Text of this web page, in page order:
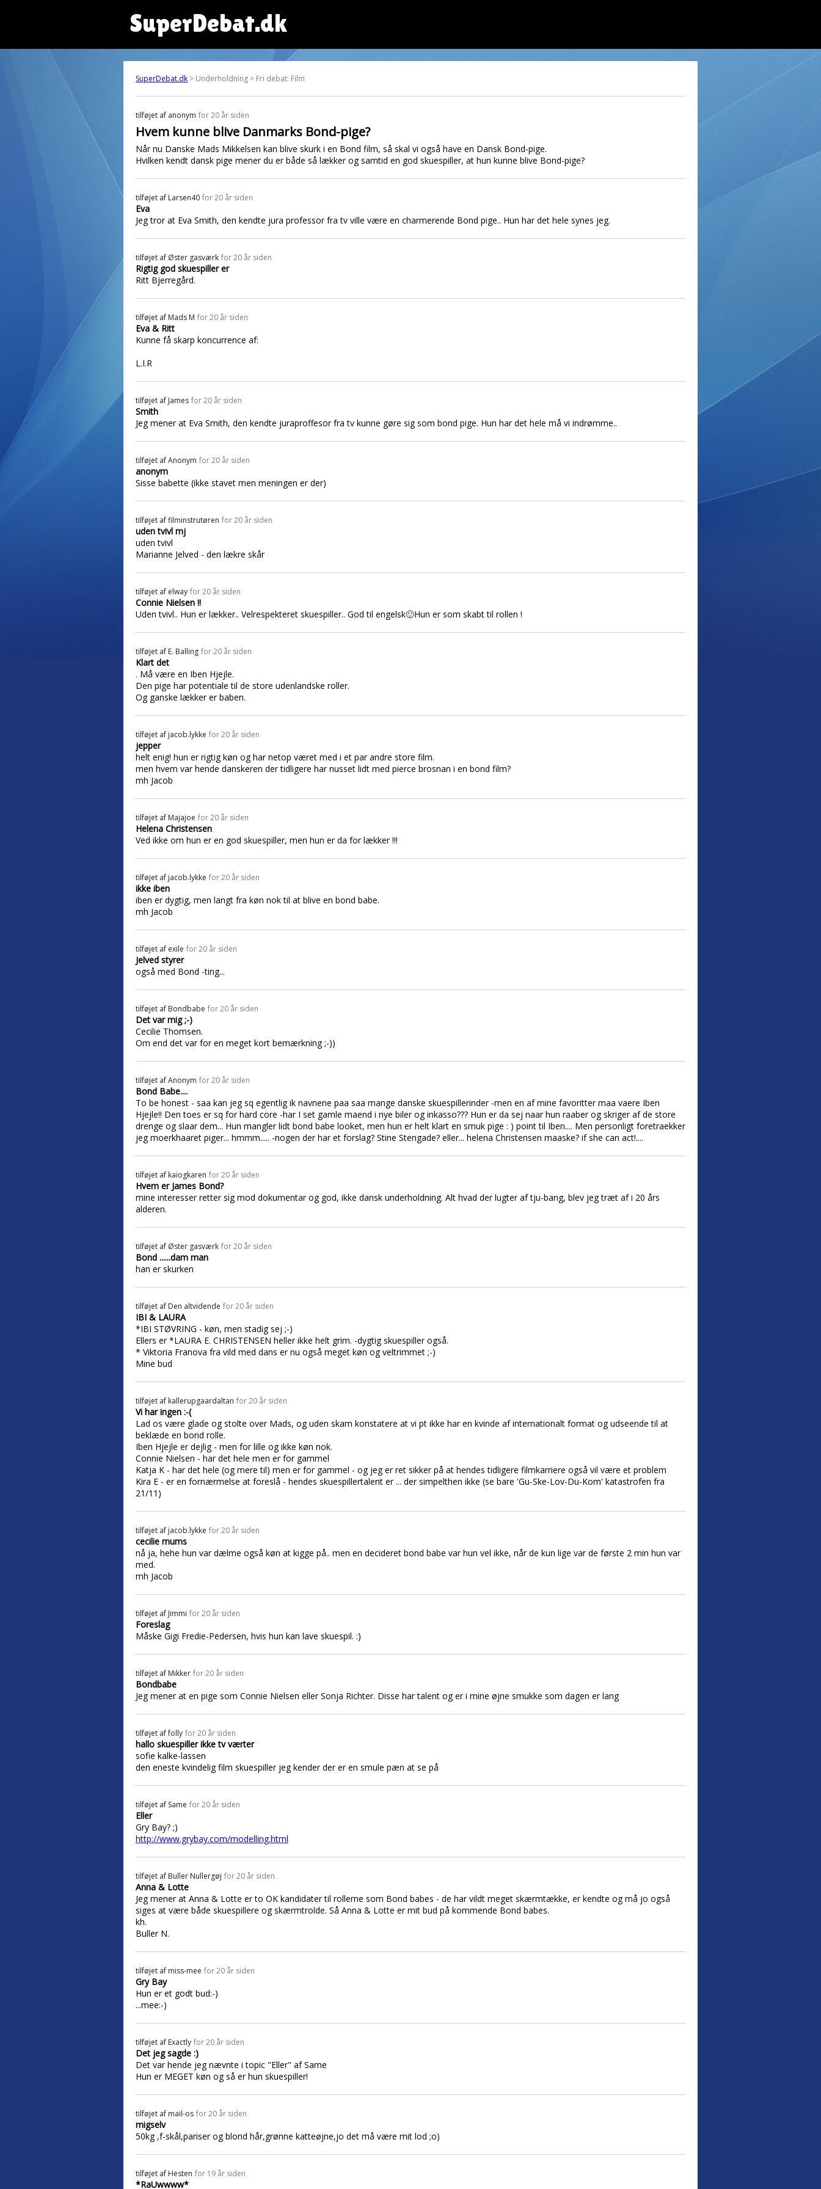
SuperDebat.dk
SuperDebat.dk > Underholdning > Fri debat: Film
tilføjet af anonym for 20 år siden
Hvem kunne blive Danmarks Bond-pige?
Når nu Danske Mads Mikkelsen kan blive skurk i en Bond film, så skal vi også have en Dansk Bond-pige.
Hvilken kendt dansk pige mener du er både så lækker og samtid en god skuespiller, at hun kunne blive Bond-pige?
tilføjet af Larsen40 for 20 år siden
Eva
Jeg tror at Eva Smith, den kendte jura professor fra tv ville være en charmerende Bond pige.. Hun har det hele synes jeg.
tilføjet af Øster gasværk for 20 år siden
Rigtig god skuespiller er
Ritt Bjerregård.
tilføjet af Mads M for 20 år siden
Eva & Ritt
Kunne få skarp koncurrence af:
L.I.R
tilføjet af James for 20 år siden
Smith
Jeg mener at Eva Smith, den kendte juraproffesor fra tv kunne gøre sig som bond pige. Hun har det hele må vi indrømme..
tilføjet afAnonym for 20 år siden
anonym
Sisse babette (ikke stavet men meningen er der)
tilføjet affilminstrutøren for 20 år siden
uden tvivl mj
uden tvivl
Marianne Jelved - den lækre skår
tilføjet af elway for 20 år siden
Connie Nielsen !!
Uden tvivl.. Hun er lækker.. Velrespekteret skuespiller.. God til engelsk🙂Hun er som skabt til rollen !
tilføjet af E. Balling for 20 år siden
Klart det
. Må være en Iben Hjejle.
Den pige har potentiale til de store udenlandske roller.
Og ganske lækker er baben.
tilføjet af jacob.lykke for 20 år siden
jepper
helt enig! hun er rigtig køn og har netop været med i et par andre store film.
men hvem var hende danskeren der tidligere har nusset lidt med pierce brosnan i en bond film?
mh Jacob
tilføjet af Majajoe for 20 år siden
Helena Christensen
Ved ikke om hun er en god skuespiller, men hun er da for lækker !!!
tilføjet af jacob.lykke for 20 år siden
ikke iben
iben er dygtig, men langt fra køn nok til at blive en bond babe.
mh Jacob
tilføjet af exile for 20 år siden
Jelved styrer
også med Bond -ting...
tilføjet af Bondbabe for 20 år siden
Det var mig ;-)
Cecilie Thomsen.
Om end det var for en meget kort bemærkning ;-))
tilføjet afAnonym for 20 år siden
Bond Babe....
To be honest - saa kan jeg sq egentlig ik navnene paa saa mange danske skuespillerinder -men en af mine favoritter maa vaere Iben
Hjejle!! Den toes er sq for hard core -har I set gamle maend i nye biler og inkasso??? Hun er da sej naar hun raaber og skriger af de store
drenge og slaar dem... Hun mangler lidt bond babe looket, men hun er helt klart en smuk pige : ) point til Iben.... Men personligt foretraekker
jeg moerkhaaret piger... hmmm..... -nogen der har et forslag? Stine Stengade? eller... helena Christensen maaske? if she can act!....
tilføjet af kaiogkaren for 20 år siden
Hvem er James Bond?
mine interesser retter sig mod dokumentar og god, ikke dansk underholdning. Alt hvad der lugter af tju-bang, blev jeg træt af i 20 års
alderen.
tilføjet af Øster gasværk for 20 år siden
Bond ......dam man
han er skurken
tilføjet af Den altvidende for 20 år siden
IBI & LAURA
*IBI STØVRING - køn, men stadig sej ;-)
Ellers er *LAURA E. CHRISTENSEN heller ikke helt grim. -dygtig skuespiller også.
* Viktoria Franova fra vild med dans er nu også meget køn og veltrimmet ;-)
Mine bud
tilføjet af kallerupgaardaltan for 20 år siden
Vi har ingen :-(
Lad os være glade og stolte over Mads, og uden skam konstatere at vi pt ikke har en kvinde af internationalt format og udseende til at
beklæde en bond rolle.
Iben Hjejle er dejlig - men for lille og ikke køn nok.
Connie Nielsen - har det hele men er for gammel
Katja K - har det hele (og mere til) men er for gammel - og jeg er ret sikker på at hendes tidligere filmkarriere også vil være et problem
Kira E - er en fornærmelse at foreslå - hendes skuespillertalent er ... der simpelthen ikke (se bare 'Gu-Ske-Lov-Du-Kom' katastrofen fra
21/11)
tilføjet af jacob.lykke for 20 år siden
cecilie mums
nå ja, hehe hun var dælme også køn at kigge på.. men en decideret bond babe var hun vel ikke, når de kun lige var de første 2 min hun var
med.
mh Jacob
tilføjet af Jimmi for 20 år siden
Foreslag
Måske Gigi Fredie-Pedersen, hvis hun kan lave skuespil. :)
tilføjet af Mikker for 20 år siden
Bondbabe
Jeg mener at en pige som Connie Nielsen eller Sonja Richter. Disse har talent og er i mine øjne smukke som dagen er lang
tilføjet affolly for 20 år siden
hallo skuespiller ikke tv værter
sofie kalke-lassen
den eneste kvindelig film skuespiller jeg kender der er en smule pæn at se på
tilføjet af Same for 20 år siden
Eller
Gry Bay? ;)
http://www.grybay.com/modelling.html
tilføjet af Buller Nullergøj for 20 år siden
Anna & Lotte
Jeg mener at Anna & Lotte er to OK kandidater til rollerne som Bond babes - de har vildt meget skærmtække, er kendte og må jo også
siges at være både skuespillere og skærmtrolde. Så Anna & Lotte er mit bud på kommende Bond babes.
kh.
Buller N.
tilføjet af miss-mee for 20 år siden
Gry Bay
Hun er et godt bud:-)
...mee:-)
tilføjet af Exactly for 20 år siden
Det jeg sagde :)
Det var hende jeg nævnte i topic "Eller" af Same
Hun er MEGET køn og så er hun skuespiller!
tilføjet af mail-os for 20 år siden
migselv
50kg ,f-skål,pariser og blond hår,grønne katteøjne,jo det må være mit lod ;o)
tilføjet af Hesten for 19 år siden
*RaUwwww*